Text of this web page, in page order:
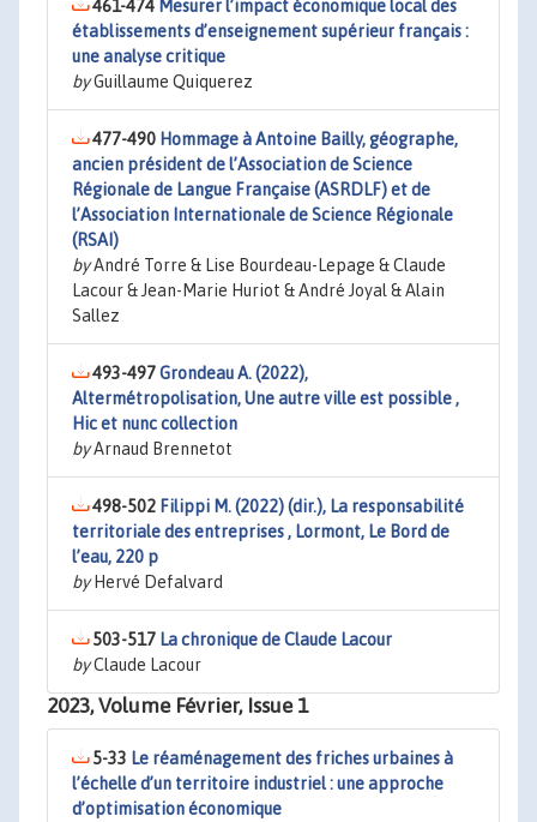
461-474 Mesurer l’impact économique local des
établissements d’enseignement supérieur français :
une analyse critique
byGuillaume Quiquerez
477-490 Hommage à Antoine Bailly, géographe,
ancien président de l’Association de Science
Régionale de Langue Française (ASRDLF) et de
l’Association Internationale de Science Régionale
(RSAI)
byAndré Torre & Lise Bourdeau-Lepage & Claude
Lacour & Jean-Marie Huriot & André Joyal & Alain
Sallez
493-497Grondeau A. (2022),
Altermétropolisation, Une autre ville est possible ,
Hic et nunc collection
byArnaud Brennetot
498-502 Filippi M. (2022) (dir.), La responsabilité
territoriale des entreprises , Lormont, Le Bord de
l’eau, 220 p
byHervé Defalvard
503-517 La chronique de Claude Lacour
byClaude Lacour
2023, Volume Février, Issue 1
5-33 Le réaménagement des friches urbaines à
l’échelle d’un territoire industriel : une approche
d’optimisation économique